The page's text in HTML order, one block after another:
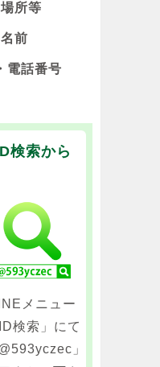
所等
前
電話番号
検索から
メニュー
ID検索」にて
@593yczec」